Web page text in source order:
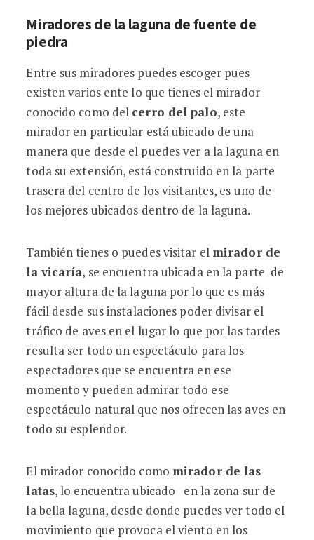
Miradores de la laguna de fuente de
piedra
Entre sus miradores puedes escoger pues
existen varios ente lo que tienes el mirador
conocido como del cerro del palo, este
mirador en particular está ubicado de una
manera que desde el puedes ver a la laguna en
toda su extensión, está construido en la parte
trasera del centro de los visitantes, es uno de
los mejores ubicados dentro de la laguna.
También tienes o puedes visitar el mirador de
la vicaría, se encuentra ubicada en la parte de
mayor altura de la laguna por lo que es más
fácil desde sus instalaciones poder divisar el
tráfico de aves en el lugar lo que por las tardes
resulta ser todo un espectáculo para los
espectadores que se encuentra en ese
momento y pueden admirar todo ese
espectáculo natural que nos ofrecen las aves en
todo su esplendor.
El mirador conocido como mirador de las
latas, lo encuentra ubicado en la zona sur de
la bella laguna, desde donde puedes ver todo el
movimiento que provoca el viento en los